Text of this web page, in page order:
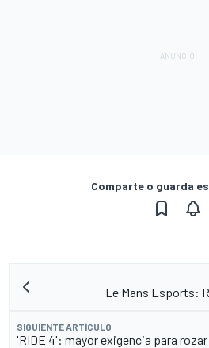
Comparte o guarda
Le Mans Esports:
SIGUIENTE ARTÍCULO
'RIDE 4': mayor exigencia para rozar